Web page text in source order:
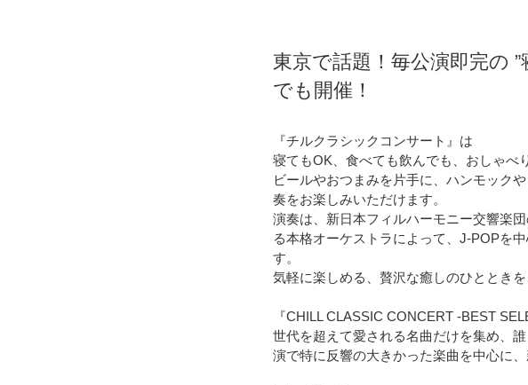
東京で話題！毎公演即完の
でも開催！
『チルクラシックコンサート』は
寝てもOK、食べても飲んでも、おしゃべ
ビールやおつまみを片手に、ハンモック
奏をお楽しみいただけます。
演奏は、新日本フィルハーモニー交響楽
る本格オーケストラによって、J-POPを
す。
気軽に楽しめる、贅沢な癒しのひととき
『CHILL CLASSIC CONCERT -BEST
世代を超えて愛される名曲だけを集め、
演で特に反響の大きかった楽曲を中心に